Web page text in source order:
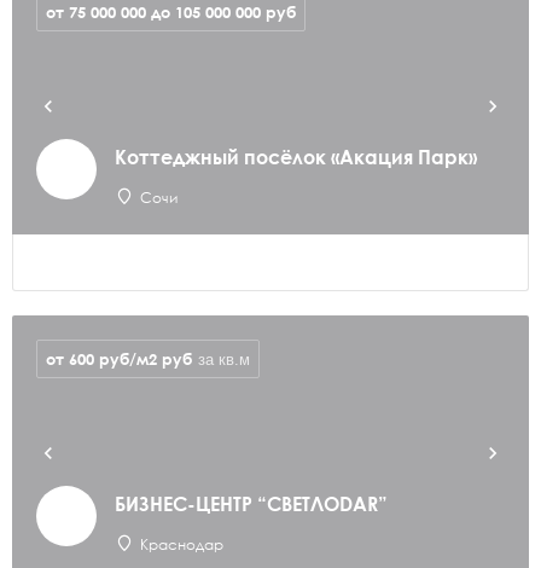
Коттеджный посёлок «Акация Парк»
Сочи
от 75 000 000 до 105 000 000 руб
БИЗНЕС-ЦЕНТР “СВЕТЛОDAR”
Краснодар
от 600 руб/м2 руб за кв.м